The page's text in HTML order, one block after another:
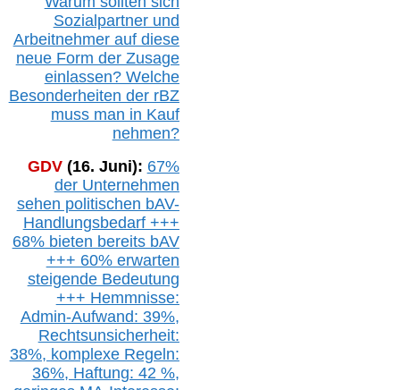
Sozialpartner und
Arbeitnehmer auf diese
neue Form der Zusage
einlassen? Welche
Besonderheiten der rBZ
muss man in Kauf
nehmen?
GDV (16. Juni): 67%
der Unternehmen
sehen politischen bAV-
Handlungsbedarf +++
68% bieten bereits bAV
+++ 60% erwarten
steigende Bedeutung
+++ Hemmnisse:
Admin-Aufwand: 39%,
Rechtsunsicherheit:
38%, komplexe Regeln:
36%, Haftung: 42 %,